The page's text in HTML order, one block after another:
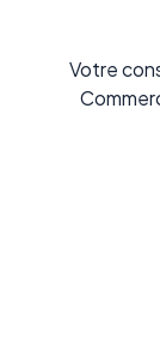
Votre